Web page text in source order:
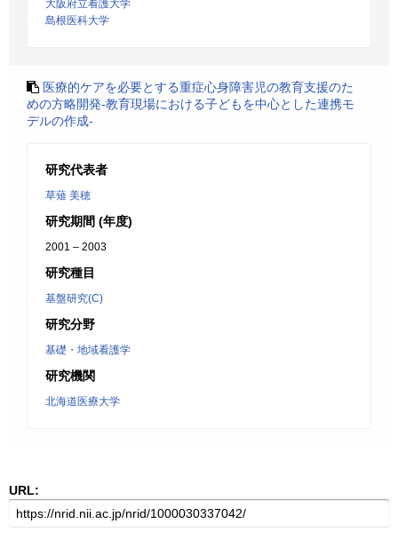
大阪府立看護大学
島根医科大学
医療的ケアを必要とする重症心身障害児の教育支援のた
めの方略開発-教育現場における子どもを中心とした連携モ
デルの作成-
研究代表者
草薙 美穂
研究期間 (年度)
2001 – 2003
研究種目
基盤研究(C)
研究分野
基礎・地域看護学
研究機関
北海道医療大学
URL: